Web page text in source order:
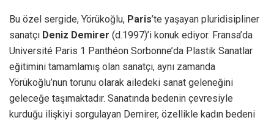
Bu özel sergide, Yörükoğlu, Paris’te yaşayan pluridisipliner
sanatçı Deniz Demirer (d.1997)’i konuk ediyor. Fransa’da
Université Paris 1 Panthéon Sorbonne’da Plastik Sanatlar
eğitimini tamamlamış olan sanatçı, aynı zamanda
Yörükoğlu’nun torunu olarak ailedeki sanat geleneğini
geleceğe taşımaktadır. Sanatında bedenin çevresiyle
kurduğu ilişkiyi sorgulayan Demirer, özellikle kadın bedeni